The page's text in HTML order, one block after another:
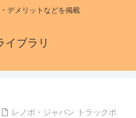
デメリットなどを掲載
イブラリ
レノボ・ジャパン トラックポ